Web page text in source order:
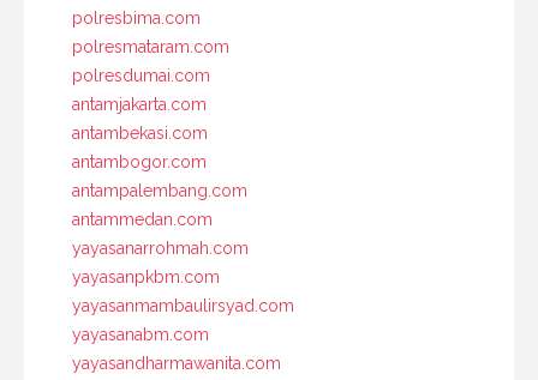
polresbima.com
polresmataram.com
polresdumai.com
antamjakarta.com
antambekasi.com
antambogor.com
antampalembang.com
antammedan.com
yayasanarrohmah.com
yayasanpkbm.com
yayasanmambaulirsyad.com
yayasanabm.com
yayasandharmawanita.com